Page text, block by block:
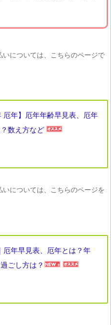
については、こちらのページで
厄年】厄年年齢早見表、厄年
数え方など
については、こちらのページを
厄年早見表、厄年とは？年
ごし方は？